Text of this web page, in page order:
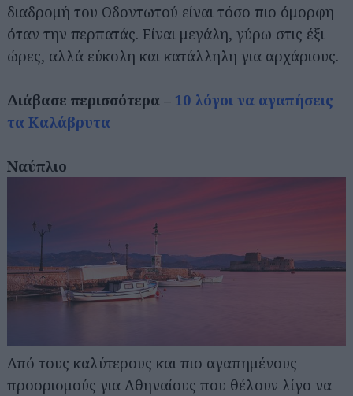
διαδρομή του Οδοντωτού είναι τόσο πιο όμορφη
όταν την περπατάς. Είναι μεγάλη, γύρω στις έξι
ώρες, αλλά εύκολη και κατάλληλη για αρχάριους.
Διάβασε περισσότερα – 10 λόγοι να αγαπήσεις
τα Καλάβρυτα
Ναύπλιο
Από τους καλύτερους και πιο αγαπημένους
προορισμούς για Αθηναίους που θέλουν λίγο να
Αναζήτηση
για...